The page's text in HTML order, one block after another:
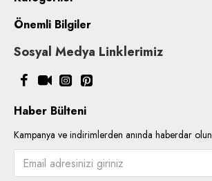
Önemli Bilgiler
Sosyal Medya Linklerimiz
Haber Bülteni
Kampanya ve indirimlerden anında haberdar olun